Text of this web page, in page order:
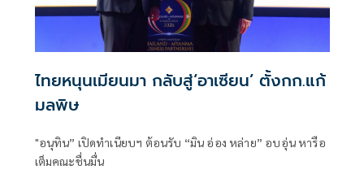
ไทยหนุนเมียนมา กลับสู่‘อาเซียน’ ตั้งกก.แก้
มลพิษ
"อนุทิน” เปิดทำเนียบฯ ต้อนรับ “มิน อ่อง หล่าย” อบอุ่น หารือ
เต็มคณะชื่นมื่น